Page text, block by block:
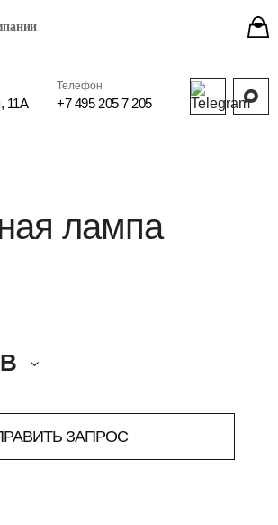
11А
Телефон
+7 495 205 7 205
лампа
ЗАПРОС